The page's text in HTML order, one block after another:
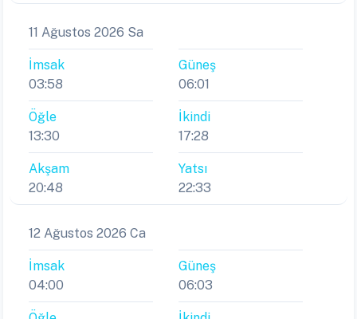
11 Ağustos 2026 Sa
İmsak
03:58
Güneş
06:01
Öğle
13:30
İkindi
17:28
Akşam
20:48
Yatsı
22:33
12 Ağustos 2026 Ca
İmsak
04:00
Güneş
06:03